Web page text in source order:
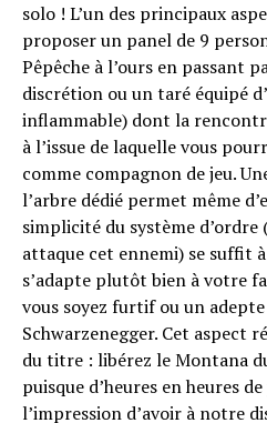
solo ! L’un des principaux
proposer un panel de 9
Pêpêche à l’ours en passant
discrétion ou un taré équipé
inflammable) dont la
à l’issue de laquelle vous
comme compagnon de jeu.
l’arbre dédié permet même
simplicité du système d’ordre
attaque cet ennemi) se suffit
s’adapte plutôt bien à votre
vous soyez furtif ou un
Schwarzenegger. Cet aspect
du titre : libérez le Montana
puisque d’heures en heures
l’impression d’avoir à notre